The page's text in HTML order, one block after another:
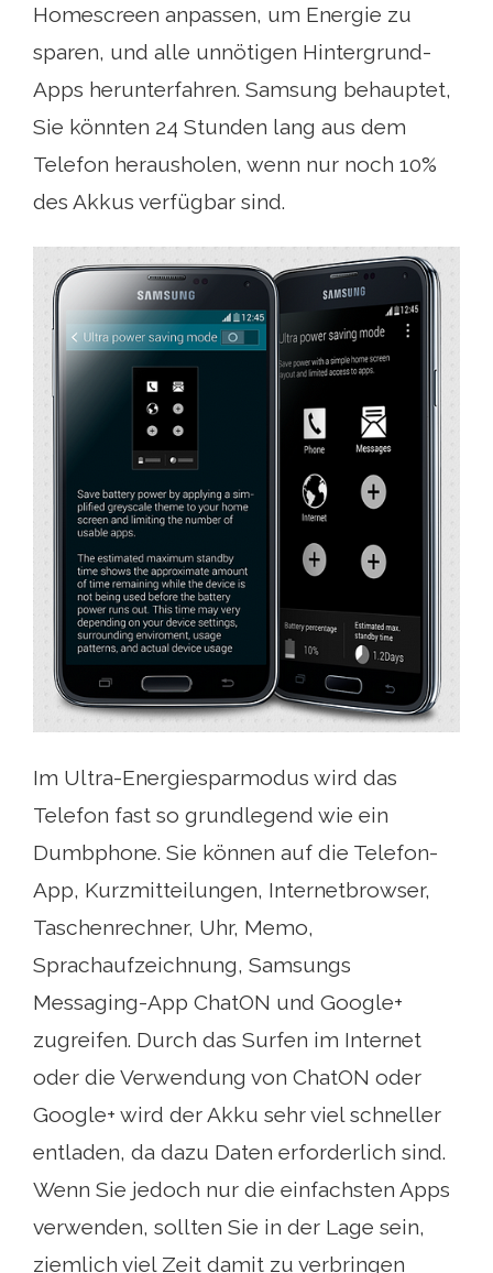
Homescreen anpassen, um Energie zu
sparen, und alle unnötigen Hintergrund-
Apps herunterfahren. Samsung behauptet,
Sie könnten 24 Stunden lang aus dem
Telefon herausholen, wenn nur noch 10%
des Akkus verfügbar sind.
Im Ultra-Energiesparmodus wird das
Telefon fast so grundlegend wie ein
Dumbphone. Sie können auf die Telefon-
App, Kurzmitteilungen, Internetbrowser,
Taschenrechner, Uhr, Memo,
Sprachaufzeichnung, Samsungs
Messaging-App ChatON und Google+
zugreifen. Durch das Surfen im Internet
oder die Verwendung von ChatON oder
Google+ wird der Akku sehr viel schneller
entladen, da dazu Daten erforderlich sind.
Wenn Sie jedoch nur die einfachsten Apps
verwenden, sollten Sie in der Lage sein,
ziemlich viel Zeit damit zu verbringen